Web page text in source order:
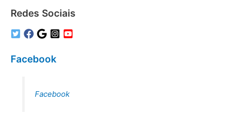
Redes Sociais
Facebook
Facebook